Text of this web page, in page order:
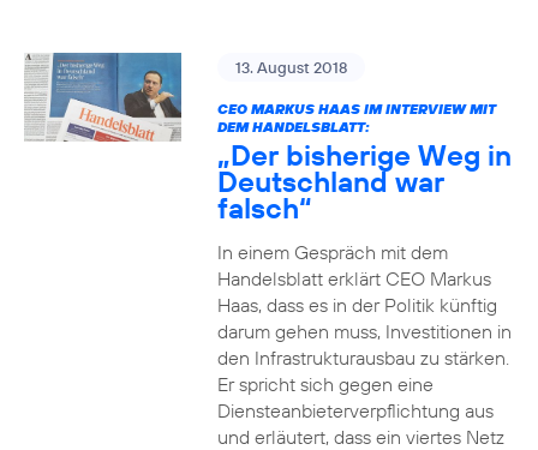
13. August 2018
CEO MARKUS HAAS IM INTERVIEW MIT
DEM HANDELSBLATT:
„Der bisherige Weg in
Deutschland war
falsch“
In einem Gespräch mit dem
Handelsblatt erklärt CEO Markus
Haas, dass es in der Politik künftig
darum gehen muss, Investitionen in
den Infrastrukturausbau zu stärken.
Er spricht sich gegen eine
Diensteanbieterverpflichtung aus
und erläutert, dass ein viertes Netz